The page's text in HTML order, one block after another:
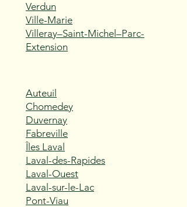
Verdun
Ville-Marie
Villeray–Saint-Michel–Parc-
Extension
Auteuil
Chomedey
Duvernay
Fabreville
Îles Laval
Laval-des-Rapides
Laval-Ouest
Laval-sur-le-Lac
Pont-Viau